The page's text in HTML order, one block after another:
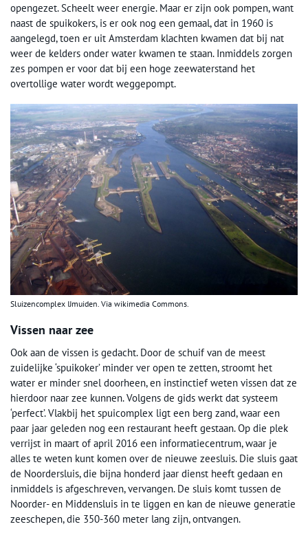
opengezet. Scheelt weer energie. Maar er zijn ook pompen, want
naast de spuikokers, is er ook nog een gemaal, dat in 1960 is
aangelegd, toen er uit Amsterdam klachten kwamen dat bij nat
weer de kelders onder water kwamen te staan. Inmiddels zorgen
zes pompen er voor dat bij een hoge zeewaterstand het
overtollige water wordt weggepompt.
Sluizencomplex IJmuiden. Via wikimedia Commons.
Vissen naar zee
Ook aan de vissen is gedacht. Door de schuif van de meest
zuidelijke ‘spuikoker’ minder ver open te zetten, stroomt het
water er minder snel doorheen, en instinctief weten vissen dat ze
hierdoor naar zee kunnen. Volgens de gids werkt dat systeem
‘perfect’. Vlakbij het spuicomplex ligt een berg zand, waar een
paar jaar geleden nog een restaurant heeft gestaan. Op die plek
verrijst in maart of april 2016 een informatiecentrum, waar je
alles te weten kunt komen over de nieuwe zeesluis. Die sluis gaat
de Noordersluis, die bijna honderd jaar dienst heeft gedaan en
inmiddels is afgeschreven, vervangen. De sluis komt tussen de
Noorder- en Middensluis in te liggen en kan de nieuwe generatie
zeeschepen, die 350-360 meter lang zijn, ontvangen.